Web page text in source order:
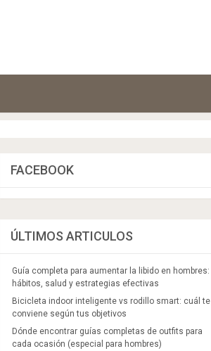
FACEBOOK
ÚLTIMOS ARTICULOS
Guía completa para aumentar la libido en hombres:
hábitos, salud y estrategias efectivas
Bicicleta indoor inteligente vs rodillo smart: cuál te
conviene según tus objetivos
Dónde encontrar guías completas de outfits para
cada ocasión (especial para hombres)